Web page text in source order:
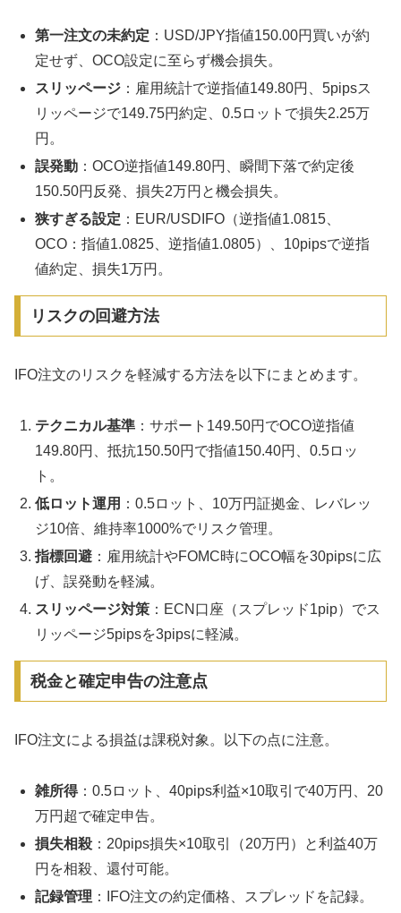
第一注文の未約定 ：USD/JPY指値150.00円買いが約
定せず、OCO設定に至らず機会損失。
スリッページ ：雇用統計で逆指値149.80円、5pipsス
リッページで149.75円約定、0.5ロットで損失2.25万
円。
誤発動 ：OCO逆指値149.80円、瞬間下落で約定後
150.50円反発、損失2万円と機会損失。
狭すぎる設定 ：EUR/USDIFO（逆指値1.0815、
OCO：指値1.0825、逆指値1.0805）、10pipsで逆指
値約定、損失1万円。
リスクの回避方法
IFO注文のリスクを軽減する方法を以下にまとめます。
テクニカル基準 ：サポート149.50円でOCO逆指値
149.80円、抵抗150.50円で指値150.40円、0.5ロッ
ト。
低ロット運用 ：0.5ロット、10万円証拠金、レバレッ
ジ10倍、維持率1000%でリスク管理。
指標回避 ：雇用統計やFOMC時にOCO幅を30pipsに広
げ、誤発動を軽減。
スリッページ対策 ：ECN口座（スプレッド1pip）でス
リッページ5pipsを3pipsに軽減。
税金と確定申告の注意点
IFO注文による損益は課税対象。以下の点に注意。
雑所得：0.5ロット、40pips利益×10取引で40万円、20
万円超で確定申告。
損失相殺 ：20pips損失×10取引（20万円）と利益40万
円を相殺、還付可能。
記録管理 ：IFO注文の約定価格、スプレッドを記録。